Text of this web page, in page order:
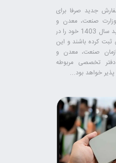
جدید صرفا برای
صنعت، معدن و
تجارت که برنامه تولید سال 1403 خود را در
کرده باشند و این
صنعت، معدن و
تخصصی مربوطه
خواهد بود...